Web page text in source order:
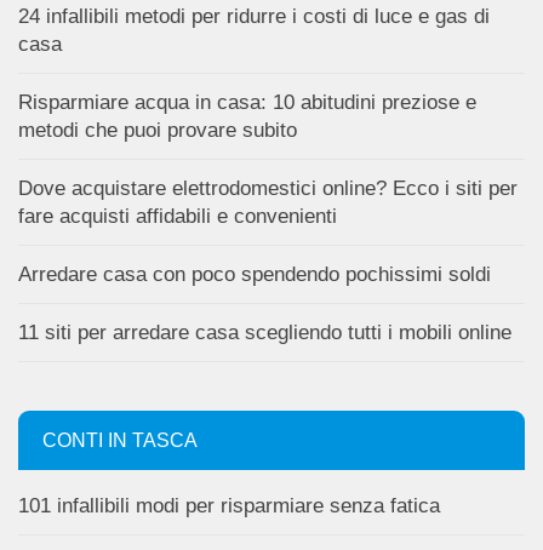
24 infallibili metodi per ridurre i costi di luce e gas di
casa
Risparmiare acqua in casa: 10 abitudini preziose e
metodi che puoi provare subito
Dove acquistare elettrodomestici online? Ecco i siti per
fare acquisti affidabili e convenienti
Arredare casa con poco spendendo pochissimi soldi
11 siti per arredare casa scegliendo tutti i mobili online
CONTI IN TASCA
101 infallibili modi per risparmiare senza fatica